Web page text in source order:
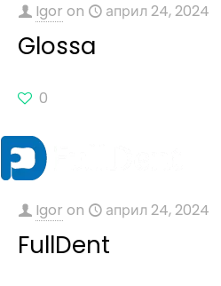
Igor on април 24, 2024
Glossa
0
Igor on април 24, 2024
FullDent